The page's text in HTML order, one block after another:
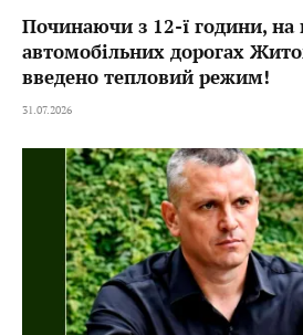
Починаючи з 12-ї години, на
автомобільних дорогах
введено тепловий режим!
31.07.2026